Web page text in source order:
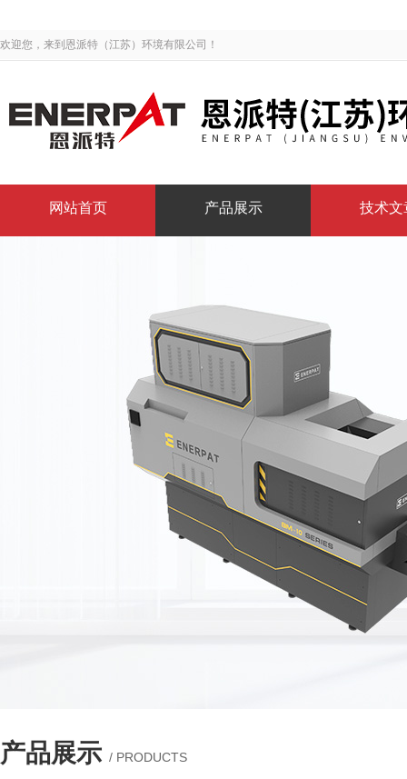
欢迎您，来到恩派特（江苏）环境有限公司！
网站首页 产品展示 技术文
产品展示 / PRODUCTS